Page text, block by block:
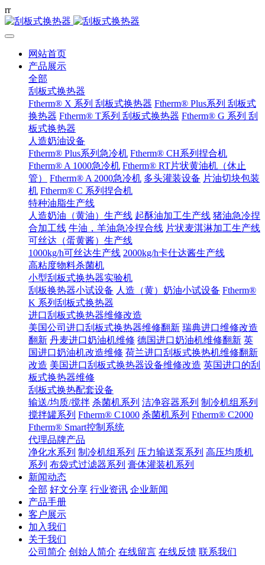
rr
网站首页
产品展示
全部
刮板式换热器
Ftherm® X 系列 刮板式换热器 Ftherm® Plus系列 刮板式
换热器 Ftherm® T系列 刮板式换热器 Ftherm® G 系列 刮
板式换热器
人造奶油设备
Ftherm® Plus系列急冷机 Ftherm® CH系列捏合机
Ftherm® A 1000急冷机 Ftherm® RT片状黄油机（休止
管）
Ftherm® A 2000急冷机 多头灌装设备 片油切块包装
机 Ftherm® C 系列捏合机
特种油脂生产线
人造奶油（黄油）生产线 起酥油加工生产线 猪油急冷捏
合加工线 牛油，羊油急冷捏合线 片状麦淇淋加工生产线
可丝达（蛋黄酱）生产线
1000kg/h可丝达生产线 2000kg/h卡仕达酱生产线
高粘度物料杀菌机
小型刮板式换热器实验机
刮板换热器小试设备 人造（黄）奶油小试设备 Ftherm®
K 系列刮板式换热器
进口刮板式换热器维修改造
美国公司进口刮板式换热器维修翻新 瑞典进口维修改造
翻新 丹麦进口奶油机维修 德国进口奶油机维修翻新 英
国进口奶油机改造维修 荷兰进口刮板式换热机维修翻新
改造 美国进口刮板式换热器设备维修改造 英国进口的刮
板式换热器维修
刮板式换热配套设备
输送/均质/搅拌 杀菌机系列 洁净容器系列 制冷机组系列
搅拌罐系列 Ftherm® C1000 杀菌机系列 Ftherm® C2000
Ftherm® Smart控制系统
代理品牌产品
净化水系列 制冷机组系列 压力输送泵系列 高压均质机
系列 布袋式过滤器系列 膏体灌装机系列
新闻动态
全部 好文分享 行业资讯 企业新闻
产品手册
客户展示
加入我们
关于我们
公司简介 创始人简介 在线留言 在线反馈 联系我们